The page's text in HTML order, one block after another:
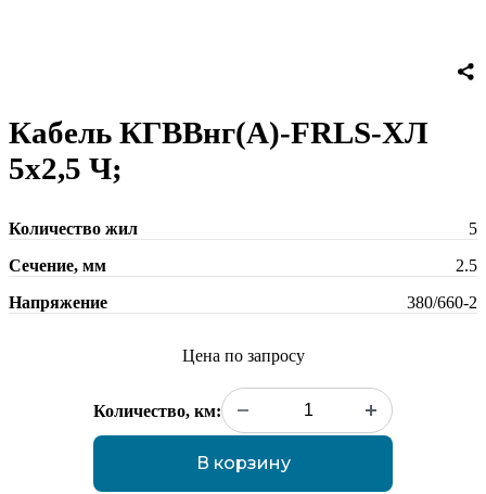
Кабель КГВВнг(А)-FRLS-ХЛ
5х2,5 Ч;
Количество жил
5
Сечение, мм
2.5
Напряжение
380/660-2
Цена по запросу
Количество, км:
В корзину